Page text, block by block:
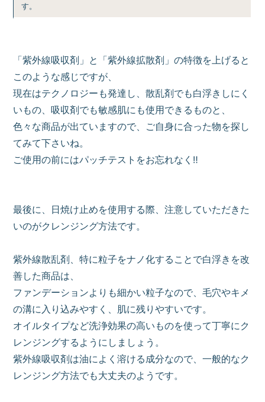
す。
「紫外線吸収剤」と「紫外線拡散剤」の特徴を上げると
このような感じですが、
現在はテクノロジーも発達し、散乱剤でも白浮きしにく
いもの、吸収剤でも敏感肌にも使用できるものと、
色々な商品が出ていますので、ご自身に合った物を探し
てみて下さいね。
ご使用の前にはパッチテストをお忘れなく‼
最後に、日焼け止めを使用する際、注意していただきた
いのがクレンジング方法です。
紫外線散乱剤、特に粒子をナノ化することで白浮きを改
善した商品は、
ファンデーションよりも細かい粒子なので、毛穴やキメ
の溝に入り込みやすく、肌に残りやすいです。
オイルタイプなど洗浄効果の高いものを使って丁寧にク
レンジングするようにしましょう。
紫外線吸収剤は油によく溶ける成分なので、一般的なク
レンジング方法でも大丈夫のようです。